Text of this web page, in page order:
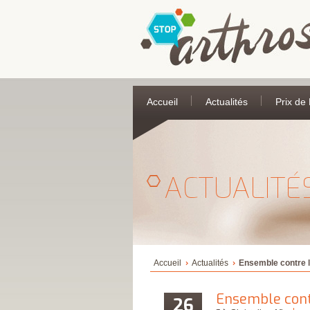
Accueil Actualités Prix de
Accueil Actualités Ensemble contre
26 Ensemble